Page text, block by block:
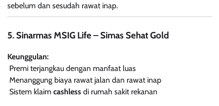
sebelum dan sesudah rawat inap.
5. Sinarmas MSIG Life – Simas Sehat Gold
Keunggulan:
Premi terjangkau dengan manfaat luas
Menanggung biaya rawat jalan dan rawat inap
Sistem klaim cashless di rumah sakit rekanan